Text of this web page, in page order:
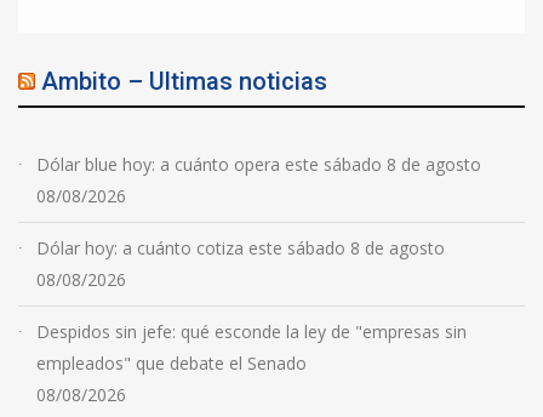
Ambito – Ultimas noticias
Dólar blue hoy: a cuánto opera este sábado 8 de agosto
08/08/2026
Dólar hoy: a cuánto cotiza este sábado 8 de agosto
08/08/2026
Despidos sin jefe: qué esconde la ley de "empresas sin
empleados" que debate el Senado
08/08/2026